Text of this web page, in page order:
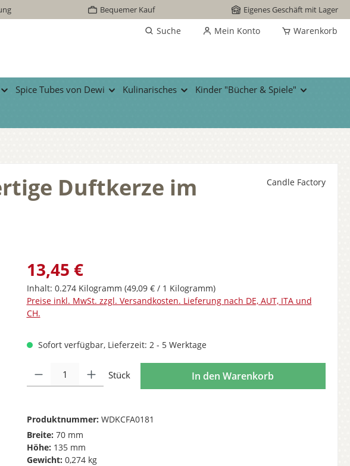
Bequemer Kauf Eigenes Geschäft mit Lager
Suche Mein Konto Warenkorb
Spice Tubes von Dewi Kulinarisches
Kinder "Bücher & Spiele"
Duftkerze im
Candle Factory
Regulärer Preis:
13,45 €
Inhalt: 0.274 Kilogramm (49,09 € / 1 Kilogramm)
Preise inkl. MwSt. zzgl. Versandkosten. Lieferung nach DE, AUT, ITA und
CH.
Sofort verfügbar, Lieferzeit: 2 - 5 Werktage
Produkt Anzahl: Gib den gewünschten Wert ein oder benutze die
Stück In den Warenkorb
Produktnummer: WDKCFA0181
Breite: 70 mm
Höhe: 135 mm
Gewicht: 0,274 kg